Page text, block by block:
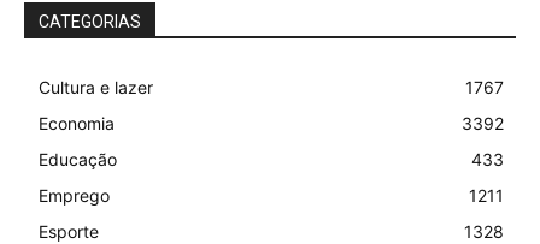
CATEGORIAS
Cultura e lazer
1767
Economia
3392
Educação
433
Emprego
1211
Esporte
1328